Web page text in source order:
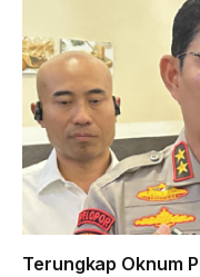
Terungkap Oknum